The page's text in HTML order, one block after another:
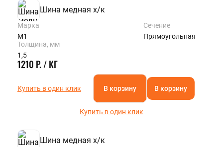
Шина медная х/к
Марка
М1
Сечение
Прямоугольная
Толщина, мм
1,5
1210 Р. / КГ
Купить в один клик В корзину В корзину
Купить в один клик
Шина медная х/к